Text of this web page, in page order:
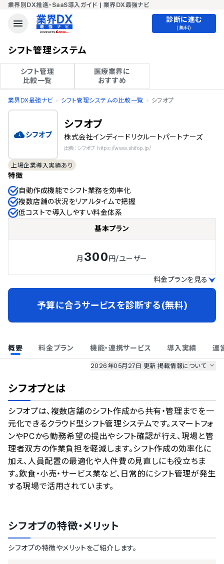
業界別DX推進・SaaS導入ガイド | 業界DX最強ナビ
診断に進む
(無料)
シフト管理システム
シフト管理
比較一覧
医療業界に
おすすめ
業界DX最強ナビ シフト管理システムの比較一覧 シフオプ
シフオプ
株式会社インディードリクルートパートナーズ
出典：シフオプ https://www.shifop.jp/
上場企業導入実績あり
特徴
自動作成機能でシフト業務を効率化
複数店舗の状況をリアルタイムで把握
低コストで導入しやすい料金体系
基本プラン
月 300円/ユーザー
料金プランを見る
予算に合うサービスを診断する(無料)
概要 料金プラン 機能・連携サービス 導入実績 運
2026年05月27日 更新掲載情報について
のサービスデータを参照しています。
情報更新者：業界DX最強ナビ編集部 情報取得元 掲載修正依頼
シフオプとは
シフオプは、複数店舗のシフト作成から共有・管理までを一
元化できるクラウド型シフト管理システムです。スマートフォ
ンやPCから勤務希望の提出やシフト確認が行え、現場と管
理者双方の作業負担を軽減します。シフト作成の効率化に
加え、人員配置の最適化や人件費の見直しにも役立ちま
す。飲食・小売・サービス業など、日常的にシフト管理が発生
する現場で活用されています。
シフオプの特徴・メリット
シフオプの特徴やメリットをご紹介します。